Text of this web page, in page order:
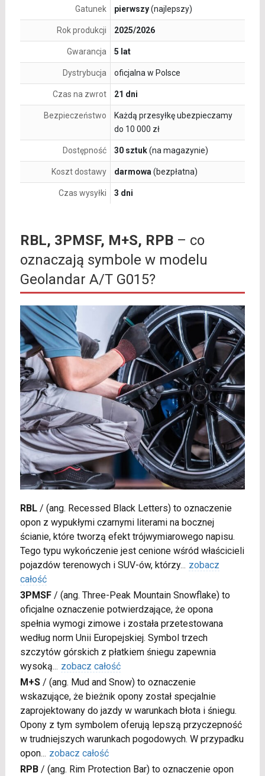
Gatunek pierwszy(najlepszy)
Rok produkcji 2025/2026
Gwarancja 5 lat
Dystrybucja oficjalna w Polsce
Czas na zwrot 21 dni
Bezpieczeństwo
Każdą przesyłkę ubezpieczamy
do 10 000 zł
Dostępność 30 sztuk(na magazynie)
Koszt dostawy darmowa (bezpłatna)
Czas wysyłki 3 dni
RBL, 3PMSF, M+S, RPB– co
oznaczają symbole w modelu
Geolandar A/T G015?
RBL/ (ang. Recessed Black Letters) to oznaczenie
opon z wypukłymi czarnymi literami na bocznej
ścianie, które tworzą efekt trójwymiarowego napisu.
Tego typu wykończenie jest cenione wśród właścicieli
pojazdów terenowych i SUV-ów, którzy... zobacz
całość
3PMSF/ (ang. Three-Peak Mountain Snowflake) to
oficjalne oznaczenie potwierdzające, że opona
spełnia wymogi zimowe i została przetestowana
według norm Unii Europejskiej. Symbol trzech
szczytów górskich z płatkiem śniegu zapewnia
wysoką... zobacz całość
M+S/ (ang. Mud and Snow) to oznaczenie
wskazujące, że bieżnik opony został specjalnie
zaprojektowany do jazdy w warunkach błota i śniegu.
Opony z tym symbolem oferują lepszą przyczepność
w trudniejszych warunkach pogodowych. W przypadku
opon... zobacz całość
RPB/ (ang. Rim Protection Bar) to oznaczenie opon